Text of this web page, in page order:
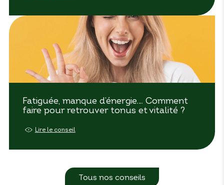
Fatiguée, manque d’énergie… Comment
faire pour retrouver tonus et vitalité ?
Lire le conseil
Tous nos conseils